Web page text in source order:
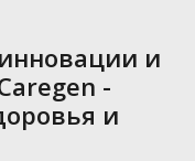
и
-
и